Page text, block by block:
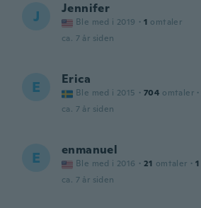
J Jennifer
Ble med i 2019 · 1 omtaler
ca. 7 år siden
E Erica
Ble med i 2015 · 704 omtaler ·
ca. 7 år siden
E enmanuel
Ble med i 2016 · 21 omtaler · 1
ca. 7 år siden